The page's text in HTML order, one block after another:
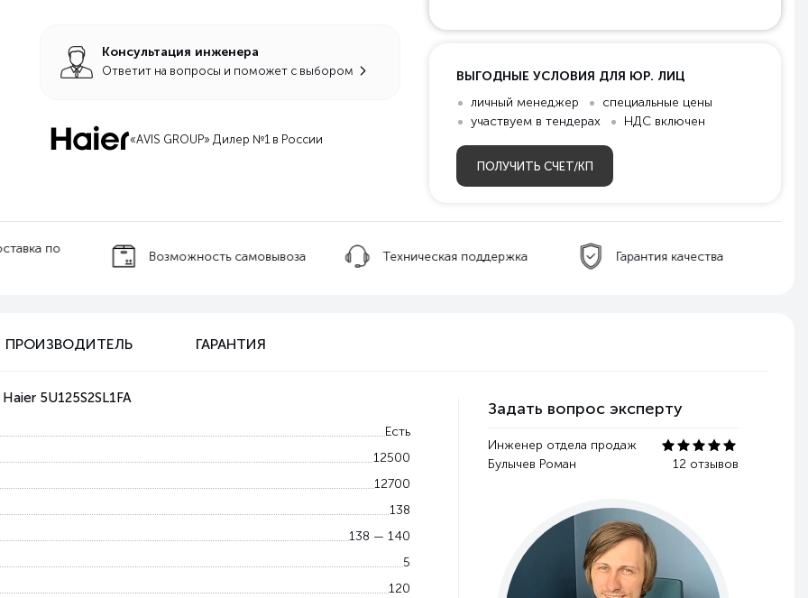
Консультация инженера
Ответит на вопросы и поможет с выбором
«AVIS GROUP» Дилер №1 в России
ВЫГОДНЫЕ УСЛОВИЯ ДЛЯ ЮР. ЛИЦ
личный менеджер
специальные цены
участвуем в тендерах
НДС включен
ПОЛУЧИТЬ СЧЕТ/КП
по
Возможность самовывоза Техническая поддержка Гарантия качества
ПРОИЗВОДИТЕЛЬ ГАРАНТИЯ
Задать вопрос эксперту
Инженер отдела продаж
Булычев Роман
12 отзывов
5U125S2SL1FA
Есть
12500
12700
138
138 — 140
5
120